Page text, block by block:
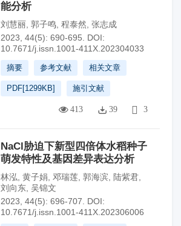
能分析
刘慧丽 郭子鸣 程泰然 张志成
2023, 44(5): 690-695.
DOI:
10.7671/j.issn.1001-411X.202304033
摘要 参考文献 相关文章
PDF[1299KB] 施引文献
413 39 3
NaCl胁迫下新型四倍体水稻种子
萌发特性及基因差异表达分析
林泓 黄子娟 邓瑞莲 郭海滨 陆紫君
刘向东 吴锦文
2023, 44(5): 696-707.
DOI:
10.7671/j.issn.1001-411X.202306006